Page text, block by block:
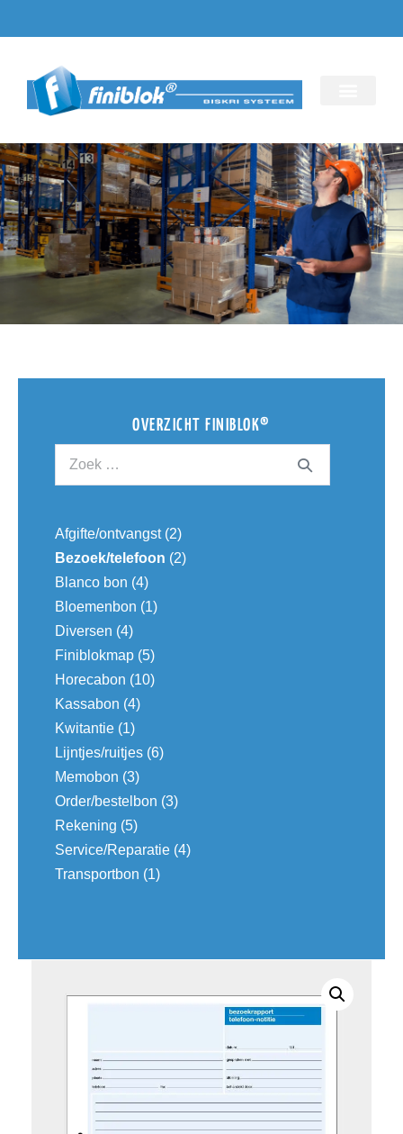
OVERZICHT FINIBLOK®
Afgifte/ontvangst (2)
Bezoek/telefoon (2)
Blanco bon (4)
Bloemenbon (1)
Diversen (4)
Finiblokmap (5)
Horecabon (10)
Kassabon (4)
Kwitantie (1)
Lijntjes/ruitjes (6)
Memobon (3)
Order/bestelbon (3)
Rekening (5)
Service/Reparatie (4)
Transportbon (1)